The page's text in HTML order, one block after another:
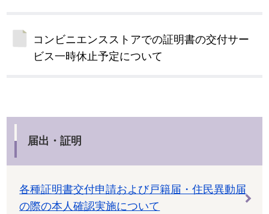
コンビニエンスストアでの証明書の交付サー
ビス一時休止予定について
届出・証明
各種証明書交付申請および戸籍届・住民異動届
の際の本人確認実施について